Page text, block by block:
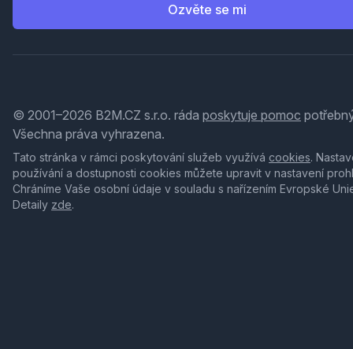
Ozvěte se mi
© 2001–2026 B2M.CZ s.r.o. ráda poskytuje pomoc
Všechna práva vyhrazena.
Tato stránka v rámci poskytování služeb využívá cookies.
používání a dostupnosti cookies můžete upravit v nastavení
Chráníme Vaše osobní údaje v souladu s nařízením Evropské
Detaily zde.